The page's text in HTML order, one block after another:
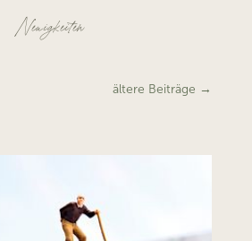
Neuigkeiten
ältere Beiträge →